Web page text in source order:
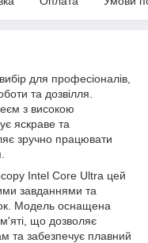
для професіоналів,
та дозвілля.
з високою
яскраве та
зручно працювати
Intel Core Ultra цей
завданнями та
Модель оснащена
що дозволяє
та забезпечує плавний